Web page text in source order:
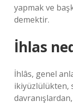
yapmak ve
demektir.
İhlas
İhlâs, genel
ikiyüzlülükten,